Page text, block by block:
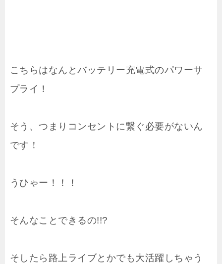
こちらはなんとバッテリー充電式のパワーサ
プライ！
そう、つまりコンセントに繋ぐ必要がないん
です！
うひゃー！！！
そんなことできるの!!?
そしたら路上ライブとかでも大活躍しちゃう